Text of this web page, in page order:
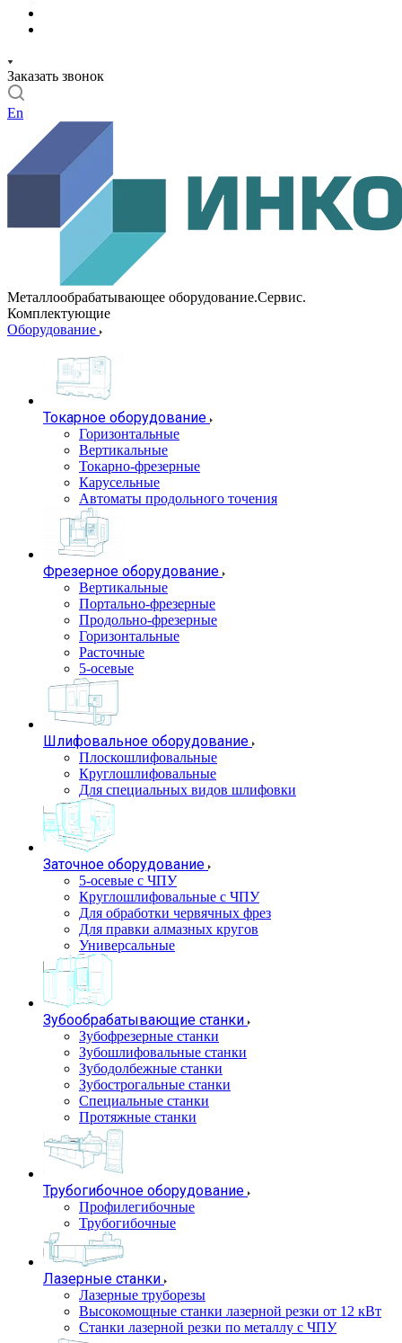
Заказать звонок
En
Металлообрабатывающее оборудование.Сервис.
Комплектующие
Оборудование
Токарное оборудование
Горизонтальные
Вертикальные
Токарно-фрезерные
Карусельные
Автоматы продольного точения
Фрезерное оборудование
Вертикальные
Портально-фрезерные
Продольно-фрезерные
Горизонтальные
Расточные
5-осевые
Шлифовальное оборудование
Плоскошлифовальные
Круглошлифовальные
Для специальных видов шлифовки
Заточное оборудование
5-осевые с ЧПУ
Круглошлифовальные с ЧПУ
Для обработки червячных фрез
Для правки алмазных кругов
Универсальные
Зубообрабатывающие станки
Зубофрезерные станки
Зубошлифовальные станки
Зубодолбежные станки
Зубострогальные станки
Специальные станки
Протяжные станки
Трубогибочное оборудование
Профилегибочные
Трубогибочные
Лазерные станки
Лазерные труборезы
Высокомощные станки лазерной резки от 12 кВт
Станки лазерной резки по металлу с ЧПУ